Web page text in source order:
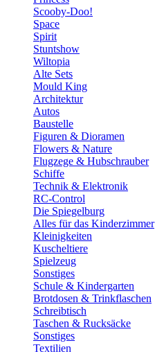
Scooby-Doo!
Space
Spirit
Stuntshow
Wiltopia
Alte Sets
Mould King
Architektur
Autos
Baustelle
Figuren & Dioramen
Flowers & Nature
Flugzege & Hubschrauber
Schiffe
Technik & Elektronik
RC-Control
Die Spiegelburg
Alles für das Kinderzimmer
Kleinigkeiten
Kuscheltiere
Spielzeug
Sonstiges
Schule & Kindergarten
Brotdosen & Trinkflaschen
Schreibtisch
Taschen & Rucksäcke
Sonstiges
Textilien